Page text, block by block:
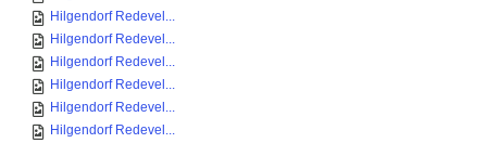
Hilgendorf Redevel...
Hilgendorf Redevel...
Hilgendorf Redevel...
Hilgendorf Redevel...
Hilgendorf Redevel...
Hilgendorf Redevel...